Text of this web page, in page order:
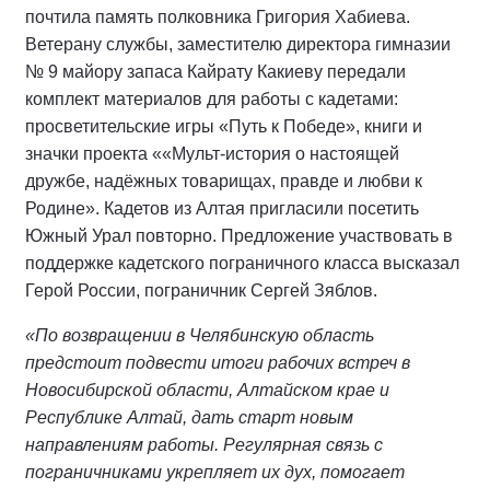
почтила память полковника Григория Хабиева.
Ветерану службы, заместителю директора гимназии
№ 9 майору запаса Кайрату Какиеву передали
комплект материалов для работы с кадетами:
просветительские игры «Путь к Победе», книги и
значки проекта ««Мульт-история о настоящей
дружбе, надёжных товарищах, правде и любви к
Родине». Кадетов из Алтая пригласили посетить
Южный Урал повторно. Предложение участвовать в
поддержке кадетского пограничного класса высказал
Герой России, пограничник Сергей Зяблов.
«По возвращении в Челябинскую область
предстоит подвести итоги рабочих встреч в
Новосибирской области, Алтайском крае и
Республике Алтай, дать старт новым
направлениям работы. Регулярная связь с
пограничниками укрепляет их дух, помогает